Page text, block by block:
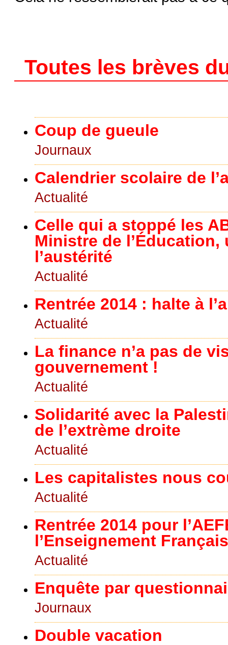
Toutes les brèves
Coup de gueule
Journaux
Calendrier scolaire de
Actualité
Celle qui a stoppé les
Ministre de
l’austérité
Actualité
Rentrée 2014 : halte à
Actualité
La finance n’a pas de
gouvernement !
Actualité
Solidarité avec la
de l’extrème droite
Actualité
Les capitalistes nous
Actualité
Rentrée 2014 pour
l’Enseignement
Actualité
Enquête par
Journaux
Double vacation